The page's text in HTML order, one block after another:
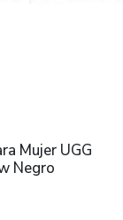
UGG
Negro